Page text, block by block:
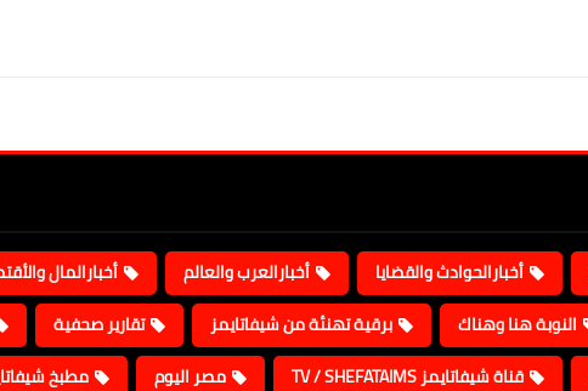
أخبارالحوادث والقضايا أخبارالعرب والعالم
أخبارالمال
النوبة هنا وهناك برقية تهنئة من شيفاتايمز
تقارير صحفية
قناة شيفاتايمز TV / SHEFATAIMS مصر اليوم مطبخ